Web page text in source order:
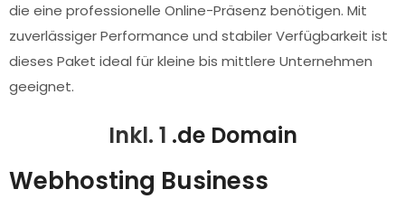
die eine professionelle Online-Präsenz benötigen. Mit
zuverlässiger Performance und stabiler Verfügbarkeit ist
dieses Paket ideal für kleine bis mittlere Unternehmen
geeignet.
Inkl. 1 .de Domain
Webhosting Business